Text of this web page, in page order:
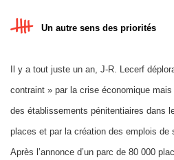
Un autre sens des priorités
Il y a tout juste un an, J-R. Lecerf
contraint » par la crise économique mais
des établissements pénitentiaires dans
places et par la création des emplois de
Après l’annonce d’un parc de 80 000